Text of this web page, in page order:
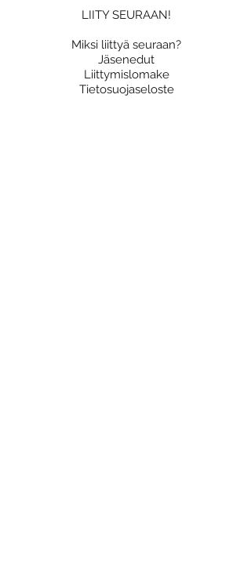
LIITY SEURAAN!
Miksi liittyä seuraan?
Jäsenedut
Liittymislomake
Tietosuojaseloste